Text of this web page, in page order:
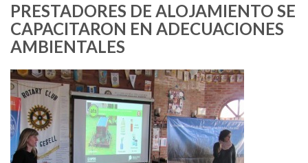
PRESTADORES DE ALOJAMIENTO SE
CAPACITARON EN ADECUACIONES
AMBIENTALES